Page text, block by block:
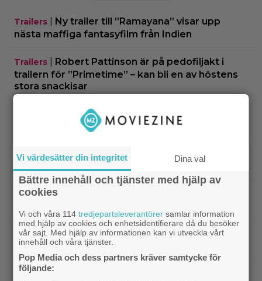
Trailers
Ny trailer till ”Ramayana” visar upp
nästa maffiga fantasyfilm från Indien
Trailers
Robert Pattinson är på pedofiljakt i
trailern för ”Primetime” – kan bli en av höstens
stora snackisar
Grand Theft Auto| 27 augusti blir en spännande
dag för alla ”Grand Theft Auto”-fans
Prime Video| Ett nytt mysterium på 8 avsnitt gör
succé på Prime Video just nu
Harry Potter
Kommande filmer| Se Connor Storrie från
”Heated Rivalry” i ny sci-fi-thriller
Kommande serier
Vi värdesätter din integritet Dina val
Bättre innehåll och tjänster med hjälp av
cookies
Vi och våra 114tredjepartsleverantörer samlar information
med hjälp av cookies och enhetsidentifierare då du besöker
vår sajt. Med hjälp av informationen kan vi utveckla vårt
innehåll och våra tjänster.
Pop Media och dess partners kräver samtycke för
följande: